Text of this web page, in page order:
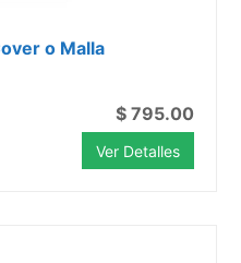
o Malla
$ 795.00
Ver Detalles